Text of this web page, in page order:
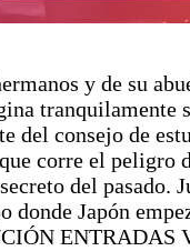
y de su
tranquilamente
del consejo de
corre el peligro
del pasado.
Japón
ENTRADAS